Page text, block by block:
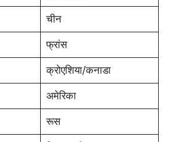
चीन
फ्रांस
क्रोएशिया/कनाडा
अमेरिका
रूस